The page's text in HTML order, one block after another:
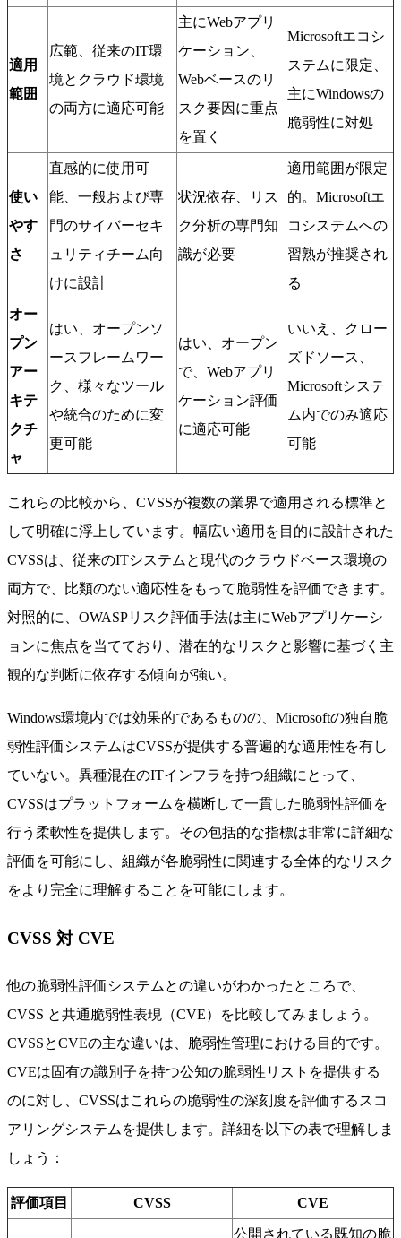
適用
範囲
広範、従来のIT環
境とクラウド環境
の両方に適応可能
主にWebアプリ
ケーション、
Webベースのリ
スク要因に重点
を置く
Microsoftエコシ
ステムに限定、
主にWindowsの
脆弱性に対処
使い
やす
さ
直感的に使用可
能、一般および専
門のサイバーセキ
ュリティチーム向
けに設計
状況依存、リス
ク分析の専門知
識が必要
適用範囲が限定
的。Microsoftエ
コシステムへの
習熟が推奨され
る
オー
プン
アー
キテ
クチ
ャ
はい、オープンソ
ースフレームワー
ク、様々なツール
や統合のために変
更可能
はい、オープン
で、Webアプリ
ケーション評価
に適応可能
いいえ、クロー
ズドソース、
Microsoftシステ
ム内でのみ適応
可能
これらの比較から、CVSSが複数の業界で適用される標準と
して明確に浮上しています。幅広い適用を目的に設計された
CVSSは、従来のITシステムと現代のクラウドベース環境の
両方で、比類のない適応性をもって脆弱性を評価できます。
対照的に、OWASPリスク評価手法は主にWebアプリケーシ
ョンに焦点を当てており、潜在的なリスクと影響に基づく主
観的な判断に依存する傾向が強い。
Windows環境内では効果的であるものの、Microsoftの独自脆
弱性評価システムはCVSSが提供する普遍的な適用性を有し
ていない。異種混在のITインフラを持つ組織にとって、
CVSSはプラットフォームを横断して一貫した脆弱性評価を
行う柔軟性を提供します。その包括的な指標は非常に詳細な
評価を可能にし、組織が各脆弱性に関連する全体的なリスク
をより完全に理解することを可能にします。
CVSS 対 CVE
他の脆弱性評価システムとの違いがわかったところで、
CVSS と共通脆弱性表現（CVE）を比較してみましょう。
CVSSとCVEの主な違いは、脆弱性管理における目的です。
CVEは固有の識別子を持つ公知の脆弱性リストを提供する
のに対し、CVSSはこれらの脆弱性の深刻度を評価するスコ
アリングシステムを提供します。詳細を以下の表で理解しま
しょう：
評価項目 CVSS CVE
公開されている既知の脆